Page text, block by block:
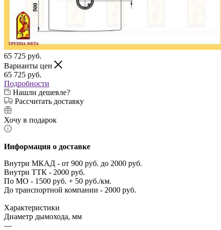
65 725 руб.
Варианты цен
65 725 руб.
Подробности
Нашли дешевле?
Рассчитать доставку
Хочу в подарок
Информация о доставке
Внутри МКАД - от 900 руб. до 2000 руб.
Внутри ТТК - 2000 руб.
По МО - 1500 руб. + 50 руб./км.
До транспортной компании - 2000 руб.
Характеристики
Диаметр дымохода, мм
—